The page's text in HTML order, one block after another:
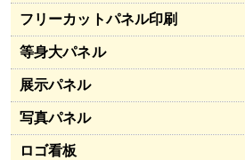
フリーカットパネル印刷
等身大パネル
展示パネル
写真パネル
ロゴ看板